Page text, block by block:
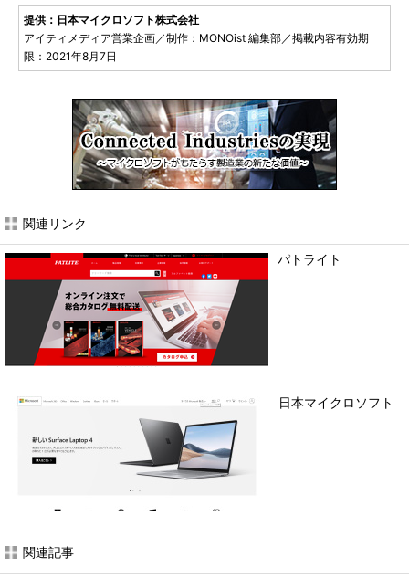
提供：日本マイクロソフト株式会社
アイティメディア営業企画／制作：MONOist 編集部／掲載内容有効期
限：2021年8月7日
関連リンク
パトライト
日本マイクロソフト
関連記事